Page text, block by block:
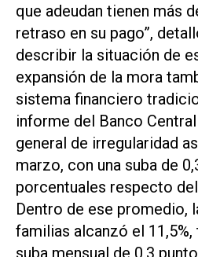
que adeudan tienen más
retraso en su pago”,
describir la situación de
expansión de la mora
sistema financiero
informe del Banco
general de irregularidad
marzo, con una suba de
porcentuales respecto
Dentro de ese promedio,
familias alcanzó el 11,5%,
suba mensual de 0,3